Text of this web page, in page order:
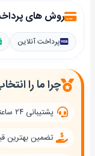
روش های
پرداخت آنلاین
چرا ما را
پشتیبانی ۲۴ ساعته
تضمین بهترین